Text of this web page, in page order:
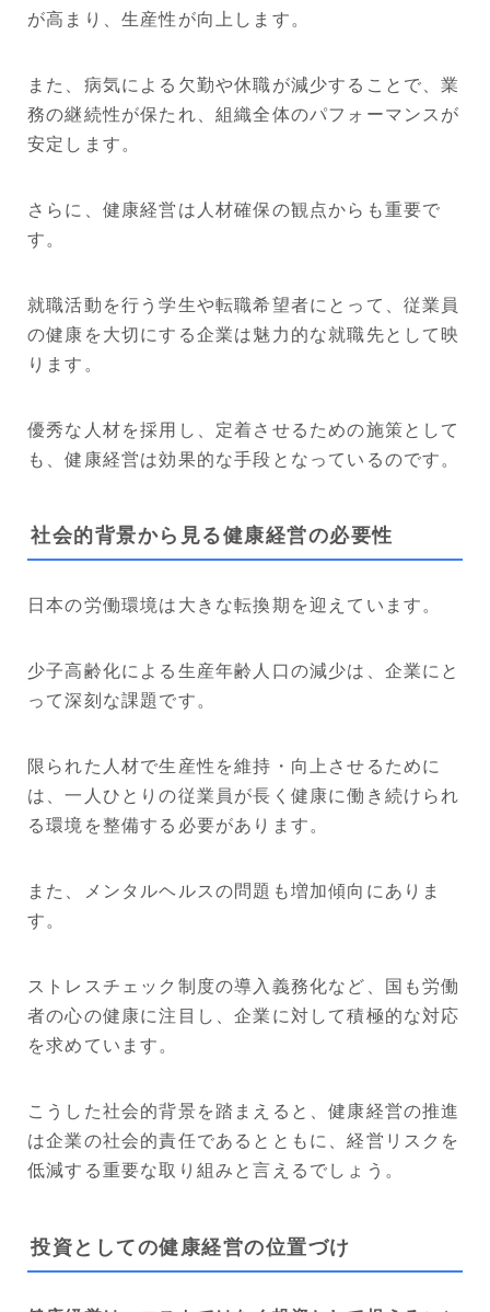
が高まり、生産性が向上します。
また、病気による欠勤や休職が減少することで、業
務の継続性が保たれ、組織全体のパフォーマンスが
安定します。
さらに、健康経営は人材確保の観点からも重要で
す。
就職活動を行う学生や転職希望者にとって、従業員
の健康を大切にする企業は魅力的な就職先として映
ります。
優秀な人材を採用し、定着させるための施策として
も、健康経営は効果的な手段となっているのです。
社会的背景から見る健康経営の必要性
日本の労働環境は大きな転換期を迎えています。
少子高齢化による生産年齢人口の減少は、企業にと
って深刻な課題です。
限られた人材で生産性を維持・向上させるために
は、一人ひとりの従業員が長く健康に働き続けられ
る環境を整備する必要があります。
また、メンタルヘルスの問題も増加傾向にありま
す。
ストレスチェック制度の導入義務化など、国も労働
者の心の健康に注目し、企業に対して積極的な対応
を求めています。
こうした社会的背景を踏まえると、健康経営の推進
は企業の社会的責任であるとともに、経営リスクを
低減する重要な取り組みと言えるでしょう。
投資としての健康経営の位置づけ